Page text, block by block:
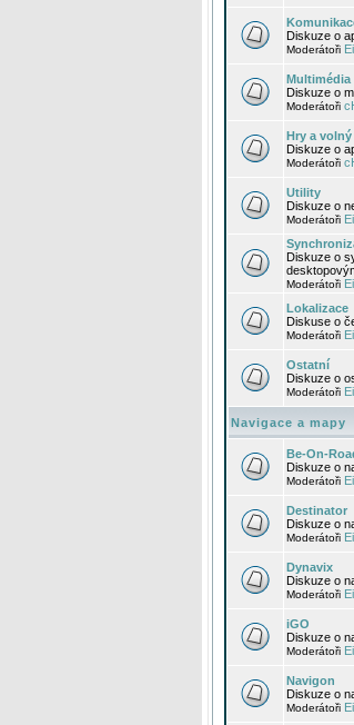
Diskuze o
Moderátoři
Multimédia
Diskuze o
Moderátoři
Hry a volný
Diskuze o
Moderátoři
Utility
Diskuze o
Moderátoři
Diskuze o
Moderátoři
Lokalizace
Diskuse o
Moderátoři
Ostatní
Diskuze o
Moderátoři
Navigace a mapy
Be-On-
Diskuze o
Moderátoři
Destinator
Diskuze o
Moderátoři
Dynavix
Diskuze o
Moderátoři
iGO
Diskuze o
Moderátoři
Navigon
Diskuze o
Moderátoři